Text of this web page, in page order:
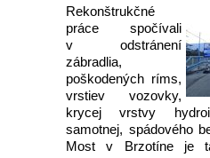
Rekonštrukčné
práce spočívali
v odstránení
zábradlia,
poškodených ríms,
vrstiev vozovky,
krycej vrstvy
samotnej, spádového
Most v Brzotíne je